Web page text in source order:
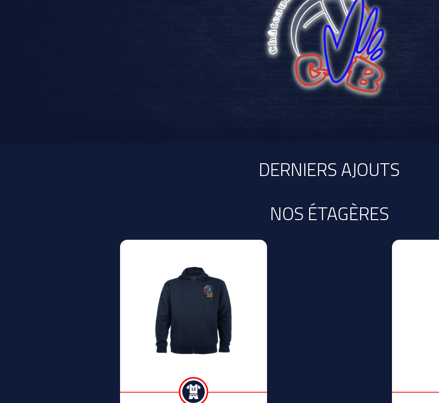
Link 2
rrrrrrrrrrrrrrrrrrr
Plus d'info
Link 1
Link 2
rrrrrrrrrrrrrrrrrrr
Link 4
DERNIERS AJOUTS
NOS ÉTAGÈRES